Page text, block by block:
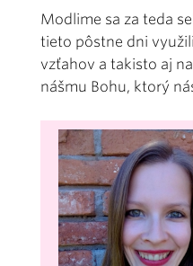
Modlime sa za teda
tieto pôstne dni
vzťahov a takisto aj
nášmu Bohu, ktorý